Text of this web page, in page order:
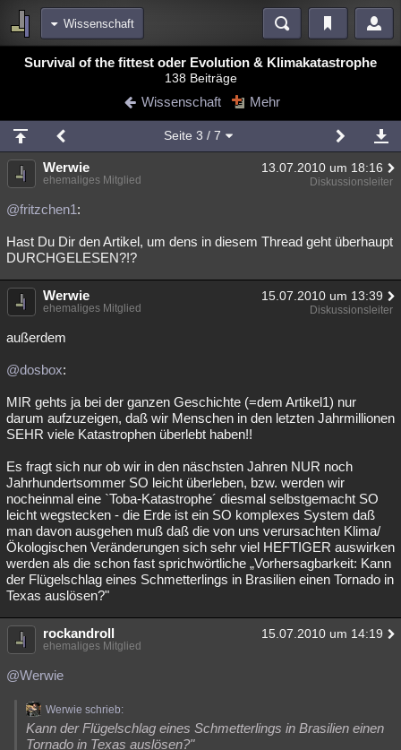
Wissenschaft
Bereiche
Blogs Videos
Chat Wiki Neuigkeiten
meine Rubriken
Menschen Mystery Kriminalfälle
Spiritualität
Natur Umfragen Unterhaltung
Philosophie Literatur
Astronomie
Musik
Besucht Teilgenommen Alle Neue Geschlossen
Survival of the fittest oder Evolution & Klimakatastrophe
138 Beiträge
Wissenschaft Mehr
Seite 3 / 7
Werwie 13.07.2010 um 18:16
ehemaliges Mitglied Diskussionsleiter
@fritzchen1:
Hast Du Dir den Artikel, um dens in diesem Thread geht überhaupt
DURCHGELESEN?!?
Werwie 15.07.2010 um 13:39
ehemaliges Mitglied Diskussionsleiter
außerdem
@dosbox:
MIR gehts ja bei der ganzen Geschichte (=dem Artikel1) nur
darum aufzuzeigen, daß wir Menschen in den letzten Jahrmillionen
SEHR viele Katastrophen überlebt haben!!
Es fragt sich nur ob wir in den näschsten Jahren NUR noch
Jahrhundertsommer SO leicht überleben, bzw. werden wir
nocheinmal eine `Toba-Katastrophe´ diesmal selbstgemacht SO
leicht wegstecken - die Erde ist ein SO komplexes System daß
man davon ausgehen muß daß die von uns verursachten Klima/
Ökologischen Veränderungen sich sehr viel HEFTIGER auswirken
werden als die schon fast sprichwörtliche „Vorhersagbarkeit: Kann
der Flügelschlag eines Schmetterlings in Brasilien einen Tornado in
Texas auslösen?"
rockandroll 15.07.2010 um 14:19
ehemaliges Mitglied
@Werwie
Werwie schrieb:
Kann der Flügelschlag eines Schmetterlings in Brasilien einen
Tornado in Texas auslösen?"